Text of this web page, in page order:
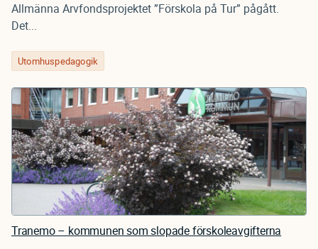
Allmänna Arvfondsprojektet ”Förskola på Tur” pågått.
Det...
Utomhuspedagogik
Tranemo – kommunen som slopade förskoleavgifterna